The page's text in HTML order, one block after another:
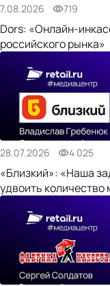
7.08.2026 719
Dors: «Онлайн-
российского рынка»
28.07.2026 4 025
«Близкий»: «Наша
удвоить количество